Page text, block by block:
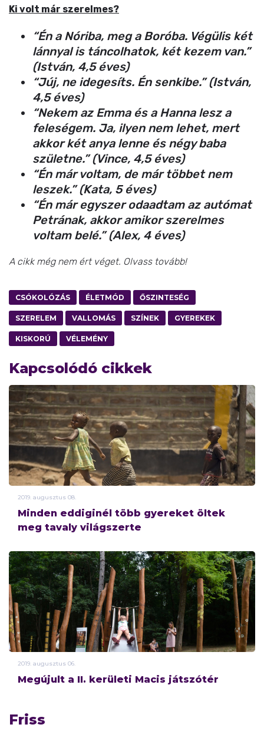
Ki volt már szerelmes?
“Én a Nóriba, meg a Boróba. Végülis két
lánnyal is táncolhatok, két kezem van.”
(István, 4,5 éves)
“Júj, ne idegesíts. Én senkibe.” (István,
4,5 éves)
“Nekem az Emma és a Hanna lesz a
feleségem. Ja, ilyen nem lehet, mert
akkor két anya lenne és négy baba
születne.” (Vince, 4,5 éves)
“Én már voltam, de már többet nem
leszek.” (Kata, 5 éves)
“Én már egyszer odaadtam az autómat
Petrának, akkor amikor szerelmes
voltam belé.” (Alex, 4 éves)
A cikk még nem ért véget. Olvass tovább!
CSÓKOLÓZÁS ÉLETMÓD ŐSZINTESÉG
SZERELEM VALLOMÁS SZÍNEK GYEREKEK
KISKORÚ VÉLEMÉNY
Kapcsolódó cikkek
2019. augusztus 08.
Minden eddiginél több gyereket öltek
meg tavaly világszerte
2019. augusztus 06.
Megújult a II. kerületi Macis játszótér
Friss